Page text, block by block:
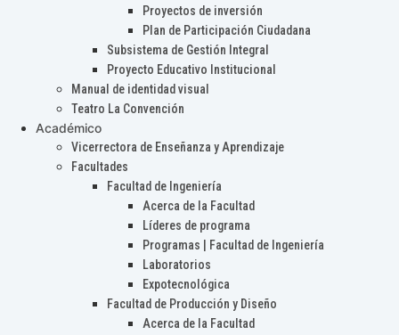
Proyectos de inversión
Plan de Participación Ciudadana
Subsistema de Gestión Integral
Proyecto Educativo Institucional
Manual de identidad visual
Teatro La Convención
Académico
Vicerrectora de Enseñanza y Aprendizaje
Facultades
Facultad de Ingeniería
Acerca de la Facultad
Líderes de programa
Programas | Facultad de Ingeniería
Laboratorios
Expotecnológica
Facultad de Producción y Diseño
Acerca de la Facultad